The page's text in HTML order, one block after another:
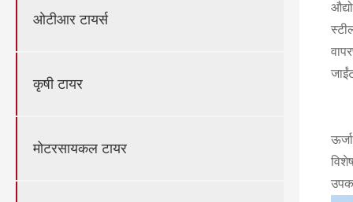
ओटीआर टायर्स
कृषी टायर
मोटरसायकल टायर